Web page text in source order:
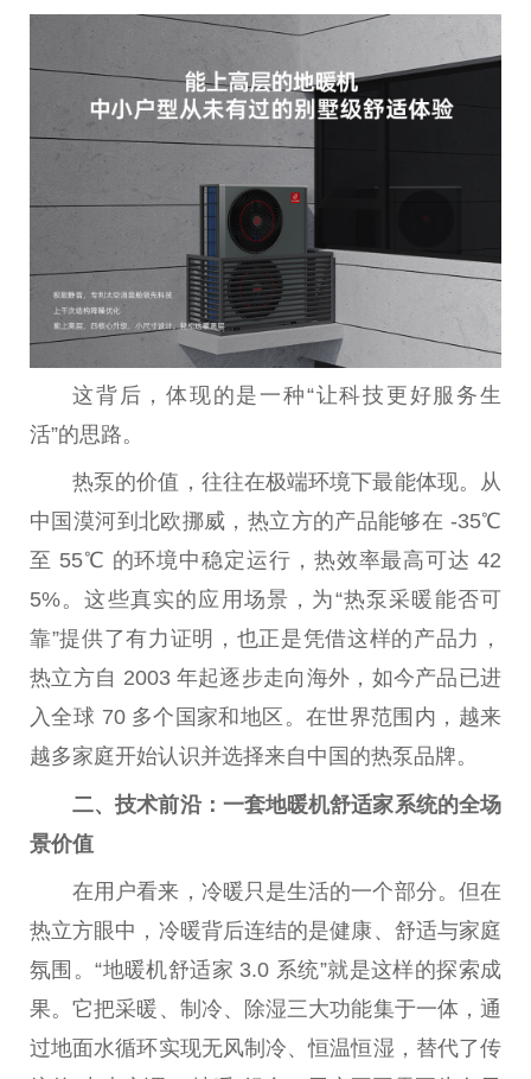
这背后，体现的是一种“让科技更好服务生
活”的思路。
热泵的价值，往往在极端环境下最能体现。从
中国 漠河到北欧挪威，热立方的产品能够在 -35℃
至 55℃ 的环境中稳定运行，热效率最高可达 42
5%。这些真实的应用场景，为“热泵采暖能否可
靠”提供了有力证明，也正是凭借这样的产品力，
热立方自 2003 年起逐步走向海外，如今产品已进
入全球 70 多个 国家和地区。在世界范围内，越来
越多家庭开始认识并选择来自 中国 的热泵品牌。
二、技术前沿：一套地暖机舒适家系统的全场
景价值
在用户看来，冷暖只是生活的一个部分。但在
热立方眼中，冷暖背后连结的是健康、舒适与家庭
氛围。“地暖机舒适家 3.0 系统”就是这样的探索成
果。它把采暖、制冷、除湿三大功能集于一体，通
过地面水循环实现无风制冷、恒温恒湿，替代了传